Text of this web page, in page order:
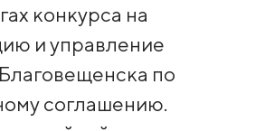
конкурса на
и управление
по
соглашению.